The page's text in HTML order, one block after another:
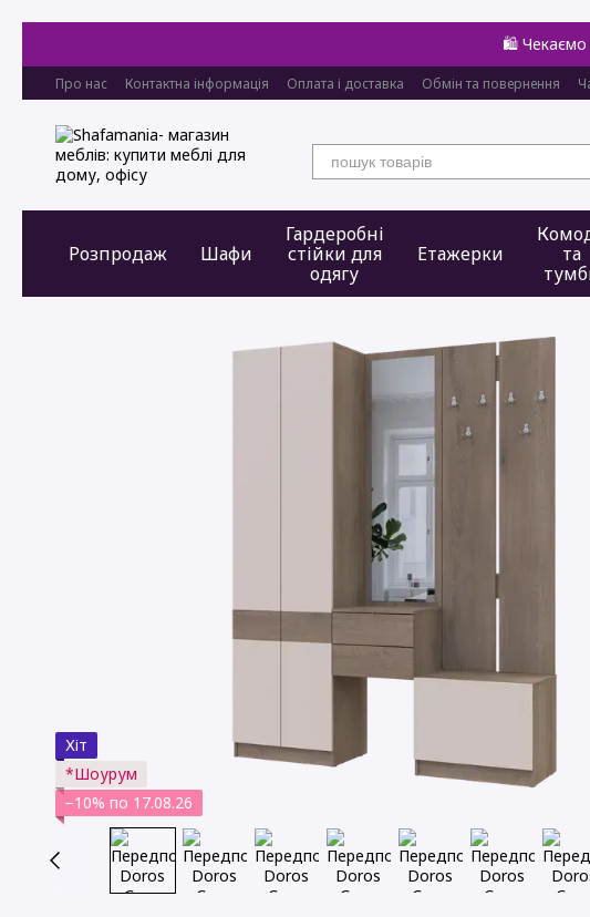
🛍️ Чекаємо
Про нас Контактна інформація Оплата і доставка Обмін та повернення
Розпродаж Шафи
Гардеробні
стійки для
одягу
Етажерки
та
Хіт
*Шоурум
−10% по 17.08.26